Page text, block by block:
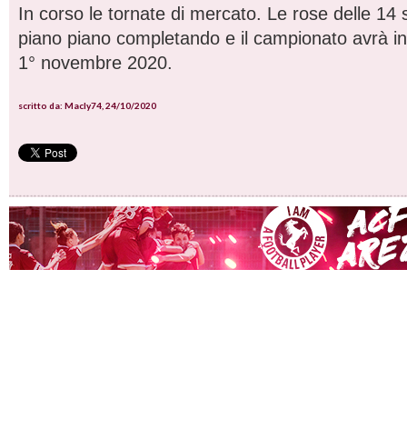
In corso le tornate di mercato. Le rose delle 14
piano piano completando e il campionato avrà
1° novembre 2020.
scritto da: Macly74, 24/10/2020